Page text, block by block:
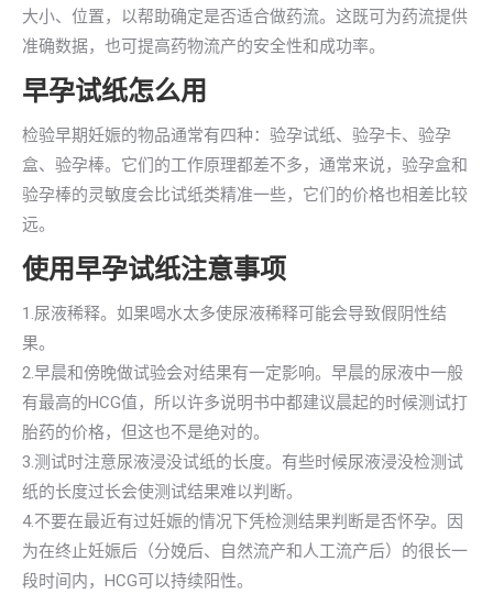
大小、位置，以帮助确定是否适合做药流。这既可为药流提供
准确数据，也可提高药物流产的安全性和成功率。
早孕试纸怎么用
检验早期妊娠的物品通常有四种：验孕试纸、验孕卡、验孕
盒、验孕棒。它们的工作原理都差不多，通常来说，验孕盒和
验孕棒的灵敏度会比试纸类精准一些，它们的价格也相差比较
远。
使用早孕试纸注意事项
1.尿液稀释。如果喝水太多使尿液稀释可能会导致假阴性结
果。
2.早晨和傍晚做试验会对结果有一定影响。早晨的尿液中一般
有最高的HCG值，所以许多说明书中都建议晨起的时候测试打
胎药的价格，但这也不是绝对的。
3.测试时注意尿液浸没试纸的长度。有些时候尿液浸没检测试
纸的长度过长会使测试结果难以判断。
4.不要在最近有过妊娠的情况下凭检测结果判断是否怀孕。因
为在终止妊娠后（分娩后、自然流产和人工流产后）的很长一
段时间内，HCG可以持续阳性。